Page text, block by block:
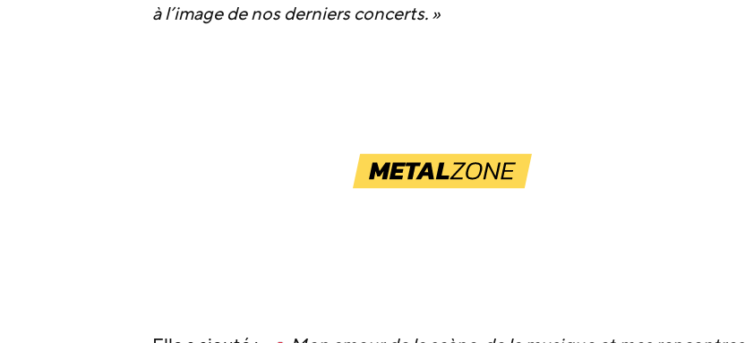
à l’image de nos derniers concerts. »